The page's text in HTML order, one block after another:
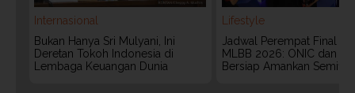
Internasional
Bukan Hanya Sri Mulyani, Ini
Deretan Tokoh Indonesia di
Lembaga Keuangan Dunia
Lifestyle
Jadwal Perempat Final
MLBB 2026: ONIC dan
Bersiap Amankan